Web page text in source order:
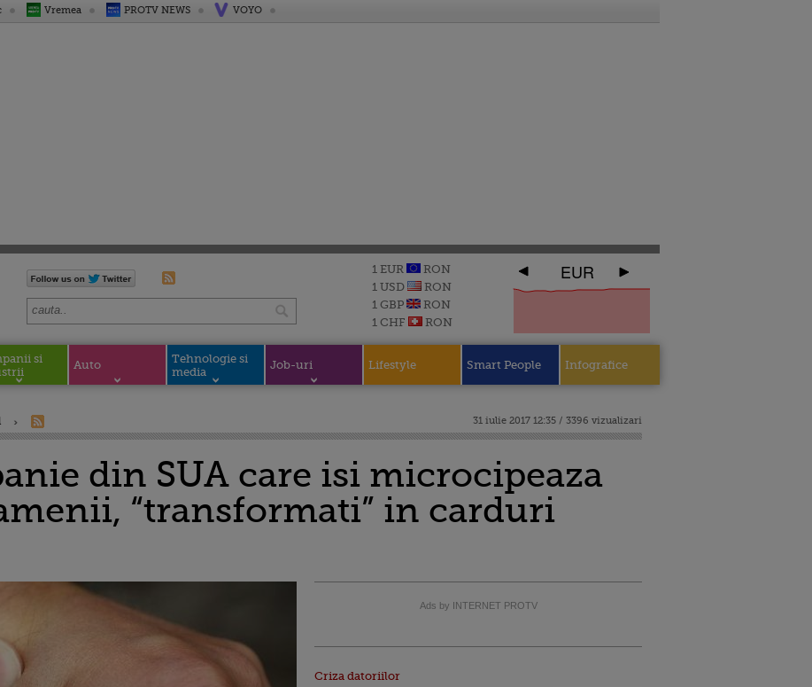
Vremea PROTV NEWS VOYO
1 EUR
RON
1 USD
RON
1 GBP
RON
1 CHF
RON
EUR
si
Auto
Tehnologie si
media
Job-uri Lifestyle Smart People Infografice
31 iulie 2017 12:35 / 3396 vizualizari
din SUA care isi microcipeaza
“transformati” in carduri
Ads by INTERNET PROTV
Criza datoriilor